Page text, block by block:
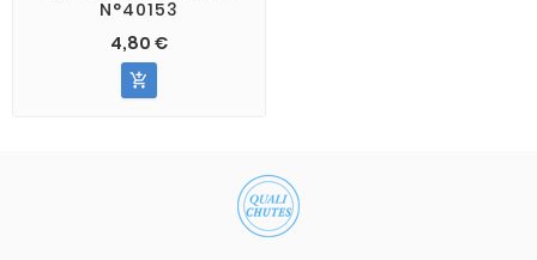
N°40153
4,80 €
